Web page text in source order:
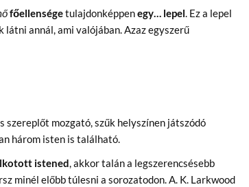
főellenségetulajdonképpenegy… lepel. Ez a lepel
annál, ami valójában. Azaz egyszerű
mozgató, szűk helyszínen játszódó
három isten is található.
istened, akkor talán a legszerencsésebb
minél előbb túlesni a sorozatodon. A. K. Larkwood